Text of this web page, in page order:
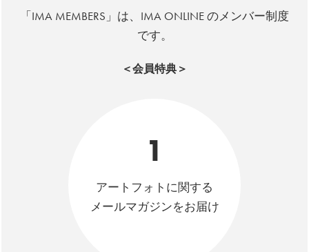
「IMA MEMBERS」は、IMA ONLINE のメンバー制度
です。
＜会員特典＞
1
アートフォトに関する
メールマガジンをお届け